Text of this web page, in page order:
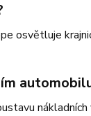
osvětluje